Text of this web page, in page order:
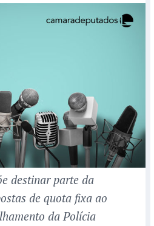
destinar parte da
de quota fixa ao
da Polícia